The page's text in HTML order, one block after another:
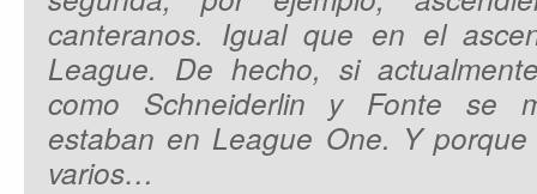
canteranos. Igual que en el
League. De hecho, si
como Schneiderlin y Fonte se
estaban en League One. Y
varios…